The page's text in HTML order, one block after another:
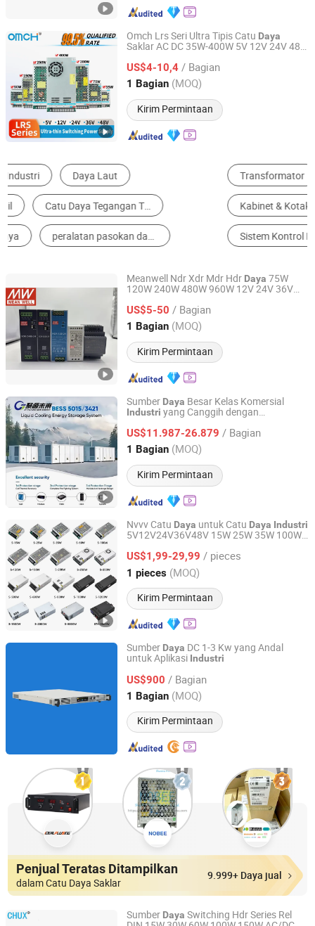
Omch Lrs Seri Ultra Tipis Catu Daya
Saklar AC DC 35W-400W 5V 12V 24V 48V
US$4-10,4 / Bagian
1 Bagian (MOQ)
Kirim Permintaan
Zhejiang Hugong Automation Technology Co., Ltd.
Zhejiang, China Harga mulai 2018
Transformator Catu Daya Saklar
Kabinet & Kotak Distribusi Daya Tungku Pembakaran
Sistem Kontrol Listrik Stabilisator Tegangan
Meanwell Ndr Xdr Mdr Hdr Daya 75W
120W 240W 480W 960W 12V 24V 36V
KontrolIndustri
US$5-50 / Bagian
1 Bagian (MOQ)
Kirim Permintaan
Abrizone Electronics Co., Ltd.
Zhejiang, China Harga mulai 2025
Sumber Daya Besar Kelas Komersial
Industri yang Canggih dengan
Operasional yang Konsisten dan Andal
US$11.987-26.879 / Bagian
1 Bagian (MOQ)
Kirim Permintaan
Hebei JY Future New Energy Technology Co.,Ltd.
Hebei, China Harga mulai 2025
Nvvv Catu Daya untuk Catu Daya Industri
5V12V24V36V48V 15W 25W 35W 100W
SMPS
US$1,99-29,99 / pieces
1 pieces (MOQ)
Kirim Permintaan
Zhejiang Junlin Electric Technology Co., Ltd.
Zhejiang, China Harga mulai 2023
Sumber Daya DC 1-3 Kw yang Andal
untuk Aplikasi Industri
US$900 / Bagian
1 Bagian (MOQ)
Kirim Permintaan
Luoyi Technology (Suzhou) Co., Ltd.
Jiangsu, China Harga mulai 2025
Penjual Teratas Ditampilkan
dalam Catu Daya Saklar
9.999+ Daya jual
Sumber Daya Switching Hdr Series Rel